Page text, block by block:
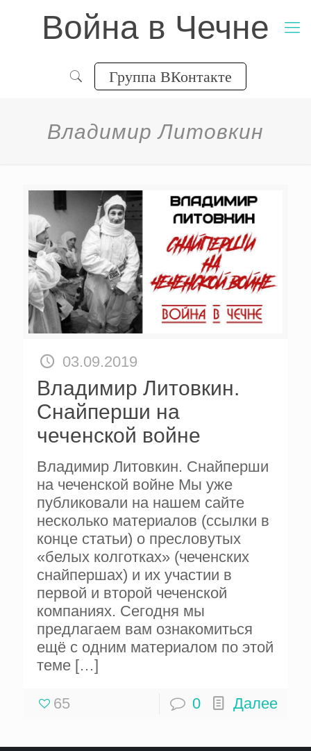
Война в Чечне
Группа ВКонтакте
Владимир Литовкин
03.09.2019
Владимир Литовкин.
Снайперши на
чеченской войне
Владимир Литовкин. Снайперши
на чеченской войне Мы уже
публиковали на нашем сайте
несколько материалов (ссылки в
конце статьи) о пресловутых
«белых колготках» (чеченских
снайпершах) и их участии в
первой и второй чеченской
компаниях. Сегодня мы
предлагаем вам ознакомиться
ещё с одним материалом по этой
теме […]
65 0 Далее